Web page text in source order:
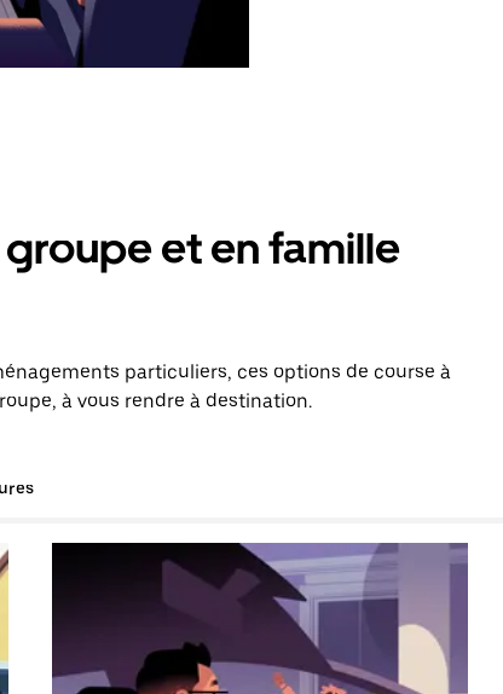
et en famille
particuliers, ces options de course à
à vous rendre à destination.